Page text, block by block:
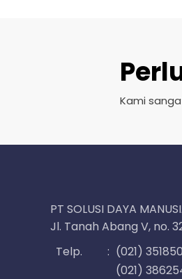
Kami
PT SOLUSI DAYA
Jl. Tanah Abang V, no.
Telp.
: (021)
(021)